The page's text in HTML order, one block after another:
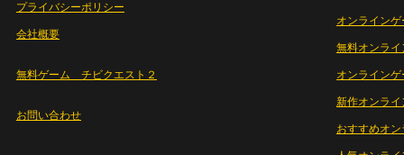
プライバシーポリシー
会社概要
無料ゲーム チビクエスト２
お問い合わせ
オンラインゲ
無料オンライ
オンライン
新作オンライ
おすすめオ